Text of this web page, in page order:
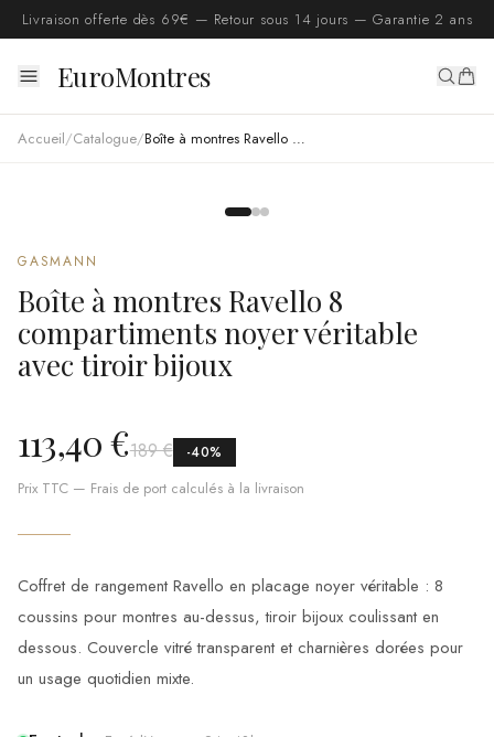
Livraison offerte dès 69€ — Retour sous 14 jours — Garantie 2 ans
EuroMontres
Accueil/Catalogue/ Boîte à montres Ravello 8 compartiments noyer véritable avec tiroir bijoux
GASMANN
Boîte à montres Ravello 8
compartiments noyer véritable
avec tiroir bijoux
113,40 €189 € -40%
Prix TTC — Frais de port calculés à la livraison
Coffret de rangement Ravello en placage noyer véritable : 8
coussins pour montres au-dessus, tiroir bijoux coulissant en
dessous. Couvercle vitré transparent et charnières dorées pour
un usage quotidien mixte.